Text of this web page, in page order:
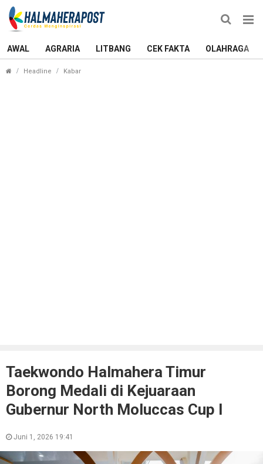
AWAL AGRARIA LITBANG CEK FAKTA OLAHRAGA
Headline Kabar
Taekwondo Halmahera Timur
Borong Medali di Kejuaraan
Gubernur North Moluccas Cup I
Juni 1, 2026 19:41